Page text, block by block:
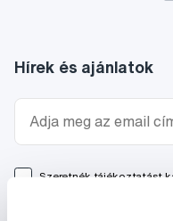
Hírek és ajánlatok
Szeretnék tájékoztatást